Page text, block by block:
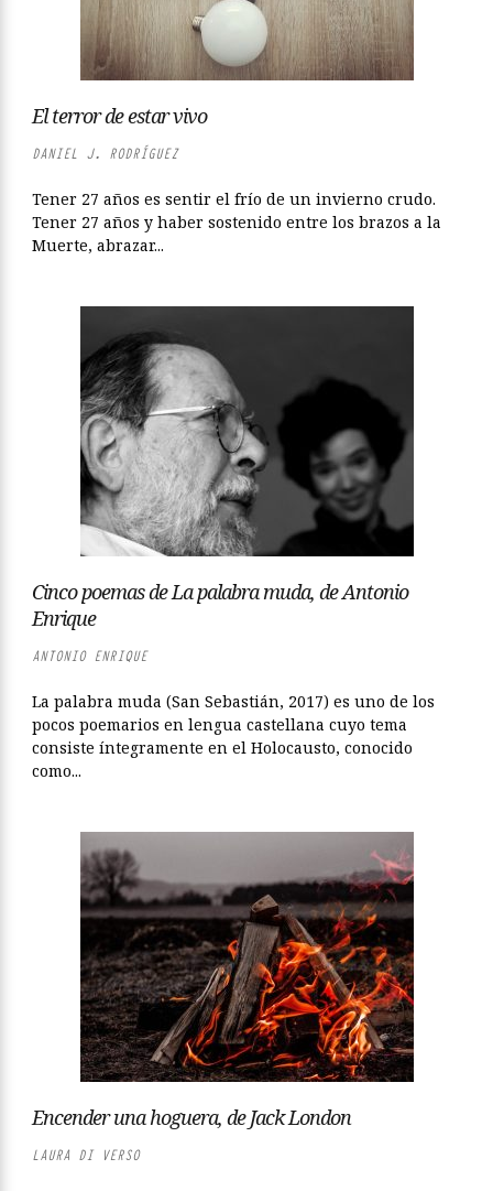
El terror de estar vivo
DANIEL J. RODRÍGUEZ
Tener 27 años es sentir el frío de un invierno crudo.
Tener 27 años y haber sostenido entre los brazos a la
Muerte, abrazar...
Cinco poemas de La palabra muda, de Antonio
Enrique
ANTONIO ENRIQUE
La palabra muda (San Sebastián, 2017) es uno de los
pocos poemarios en lengua castellana cuyo tema
consiste íntegramente en el Holocausto, conocido
como...
Encender una hoguera, de Jack London
LAURA DI VERSO